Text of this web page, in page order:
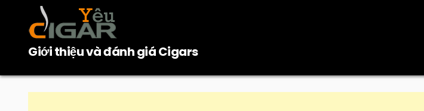
content
Giới thiệu và đánh giá Cigars